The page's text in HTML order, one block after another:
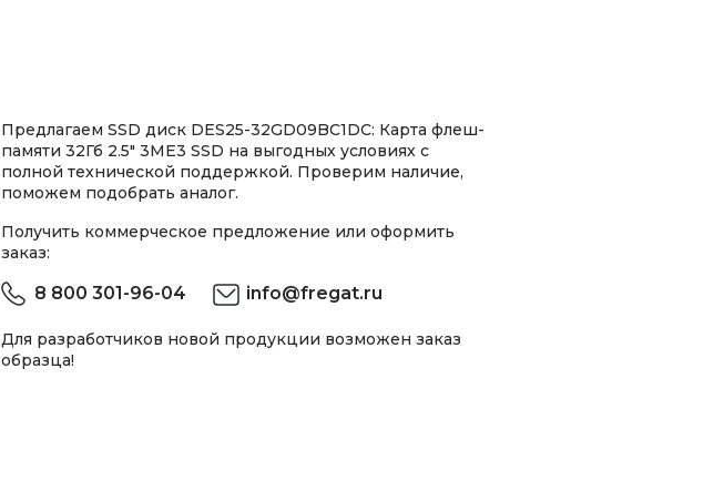
Предлагаем SSD диск DES25-32GD09BC1DC: Карта флеш-
памяти 32Гб 2.5" 3ME3 SSD на выгодных условиях с
полной технической поддержкой. Проверим наличие,
поможем подобрать аналог.
Получить коммерческое предложение или оформить
заказ:
8 800 301-96-04 info@fregat.ru
Для разработчиков новой продукции возможен заказ
образца!